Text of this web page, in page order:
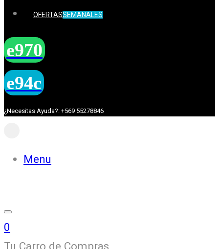
OFERTASSEMANALES
¿Necesitas Ayuda?: +569 55278846
Menu
0
Tu Carro de Compras